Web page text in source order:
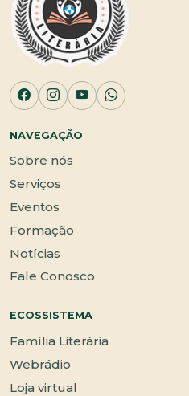
NAVEGAÇÃO
Sobre nós
Serviços
Eventos
Formação
Notícias
Fale Conosco
ECOSSISTEMA
Família Literária
Webrádio
Loja virtual